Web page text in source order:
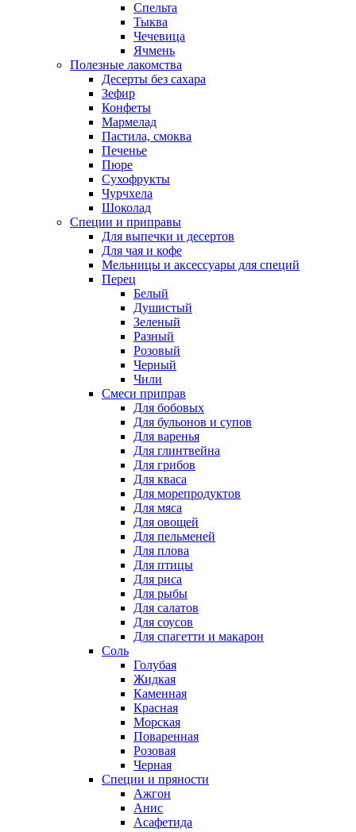
Спельта
Тыква
Чечевица
Ячмень
Полезные лакомства
Десерты без сахара
Зефир
Конфеты
Мармелад
Пастила, смоква
Печенье
Пюре
Сухофрукты
Чурчхела
Шоколад
Специи и приправы
Для выпечки и десертов
Для чая и кофе
Мельницы и аксессуары для специй
Перец
Белый
Душистый
Зеленый
Разный
Розовый
Черный
Чили
Смеси приправ
Для бобовых
Для бульонов и супов
Для варенья
Для глинтвейна
Для грибов
Для кваса
Для морепродуктов
Для мяса
Для овощей
Для пельменей
Для плова
Для птицы
Для риса
Для рыбы
Для салатов
Для соусов
Для спагетти и макарон
Соль
Голубая
Жидкая
Каменная
Красная
Морская
Поваренная
Розовая
Черная
Специи и пряности
Ажгон
Анис
Асафетида